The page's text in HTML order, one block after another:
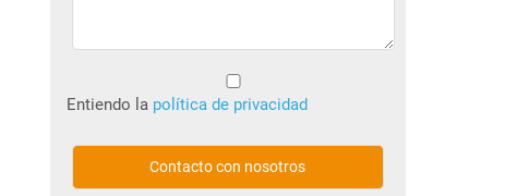
título
Entiendo la política de privacidad